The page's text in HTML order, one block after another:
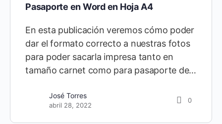
Pasaporte en Word en Hoja A4
En esta publicación veremos cómo poder
dar el formato correcto a nuestras fotos
para poder sacarla impresa tanto en
tamaño carnet como para pasaporte de…
José Torres
abril 28, 2022
0